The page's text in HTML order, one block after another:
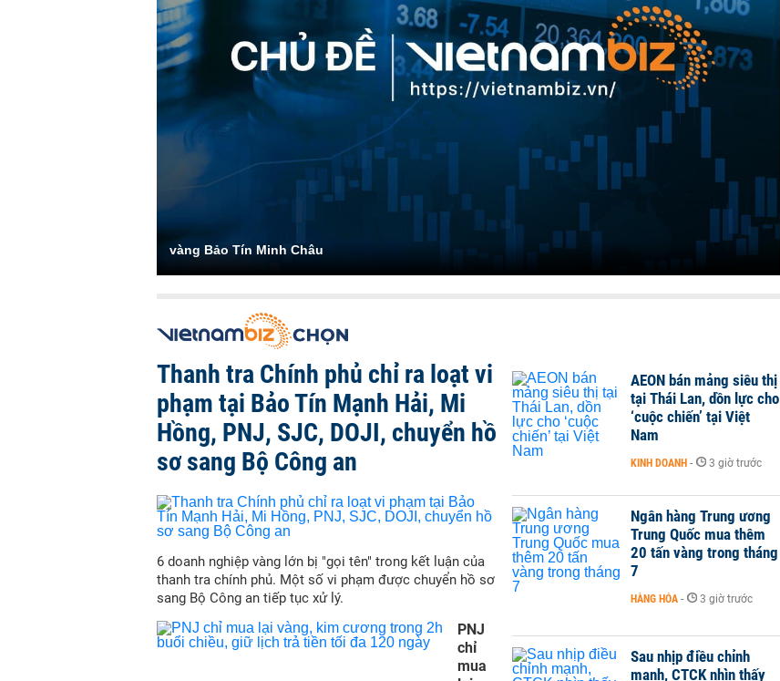
vàng Bảo Tín Minh Châu
Thanh tra Chính phủ chỉ ra loạt vi
phạm tại Bảo Tín Mạnh Hải, Mi
Hồng, PNJ, SJC, DOJI, chuyển hồ
sơ sang Bộ Công an
6 doanh nghiệp vàng lớn bị "gọi tên" trong kết luận của
thanh tra chính phủ. Một số vi phạm được chuyển hồ sơ
sang Bộ Công an tiếp tục xử lý.
PNJ
chỉ
mua
AEON bán mảng siêu thị
tại Thái Lan, dồn lực cho
‘cuộc chiến’ tại Việt
Nam
KINH DOANH - 3 giờ trước
Ngân hàng Trung ương
Trung Quốc mua thêm
20 tấn vàng trong tháng
7
HÀNG HÓA - 3 giờ trước
Sau nhịp điều chỉnh
mạnh, CTCK nhìn thấy